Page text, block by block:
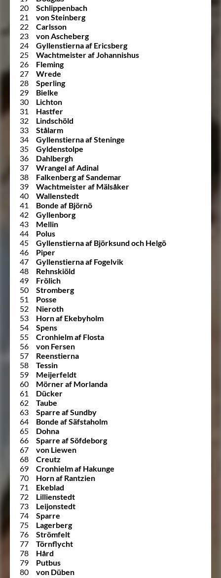
20
Schlippenbach
21
von Steinberg
22
Carlsson
23
von Ascheberg
24
Gyllenstierna af Ericsberg
25
Wachtmeister af Johannishus
26
Fleming
27
Wrede
28
Sperling
29
Bielke
30
Lichton
31
Hastfer
32
Lindschöld
33
Stålarm
34
Gyllenstierna af Steninge
35
Gyldenstolpe
36
Dahlbergh
37
Wrangel af Adinal
38
Falkenberg af Sandemar
39
Wachtmeister af Mälsåker
40
Wallenstedt
41
Bonde af Björnö
42
Gyllenborg
43
Mellin
44
Polus
45
Gyllenstierna af Björksund och Helgö
46
Piper
47
Gyllenstierna af Fogelvik
48
Rehnskiöld
49
Frölich
50
Stromberg
51
Posse
52
Nieroth
53
Horn af Ekebyholm
54
Spens
55
Cronhielm af Flosta
56
von Fersen
57
Reenstierna
58
Tessin
59
Meijerfeldt
60
Mörner af Morlanda
61
Dücker
62
Taube
63
Sparre af Sundby
64
Bonde af Säfstaholm
65
Dohna
66
Sparre af Söfdeborg
67
von Liewen
68
Creutz
69
Cronhielm af Hakunge
70
Horn af Rantzien
71
Ekeblad
72
Lillienstedt
73
Leijonstedt
74
Sparre
75
Lagerberg
76
Strömfelt
77
Törnflycht
78
Hård
79
Putbus
80
von Düben